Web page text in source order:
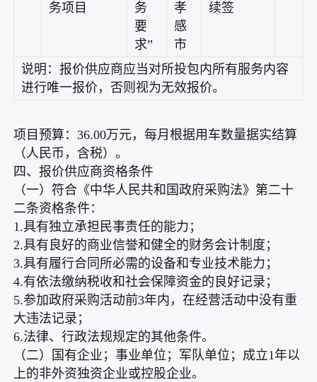
务项目
务
要
求”
孝
感
市
续签
说明：报价供应商应当对所投包内所有服务内容
进行唯一报价，否则视为无效报价。
项目预算：36.00万元，每月根据用车数量据实结算
（人民币，含税）。
四、报价供应商资格条件
（一）符合《中华人民共和国政府采购法》第二十
二条资格条件：
1.具有独立承担民事责任的能力；
2.具有良好的商业信誉和健全的财务会计制度；
3.具有履行合同所必需的设备和专业技术能力；
4.有依法缴纳税收和社会保障资金的良好记录；
5.参加政府采购活动前3年内，在经营活动中没有重
大违法记录；
6.法律、行政法规规定的其他条件。
（二）国有企业；事业单位；军队单位；成立1年以
上的非外资独资企业或控股企业。